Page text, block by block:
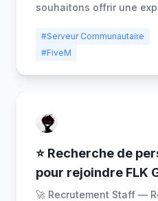
souhaitons offrir une
#Serveur Communautaire
#FiveM
⭐ Recherche de
pour rejoindre FLK
🚀 Recrutement Staff —